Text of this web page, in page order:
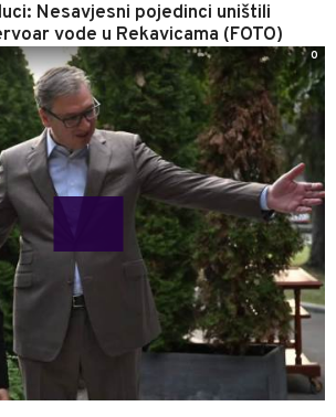
Nesavjesni pojedinci uništili
vode u Rekavicama (FOTO)
0